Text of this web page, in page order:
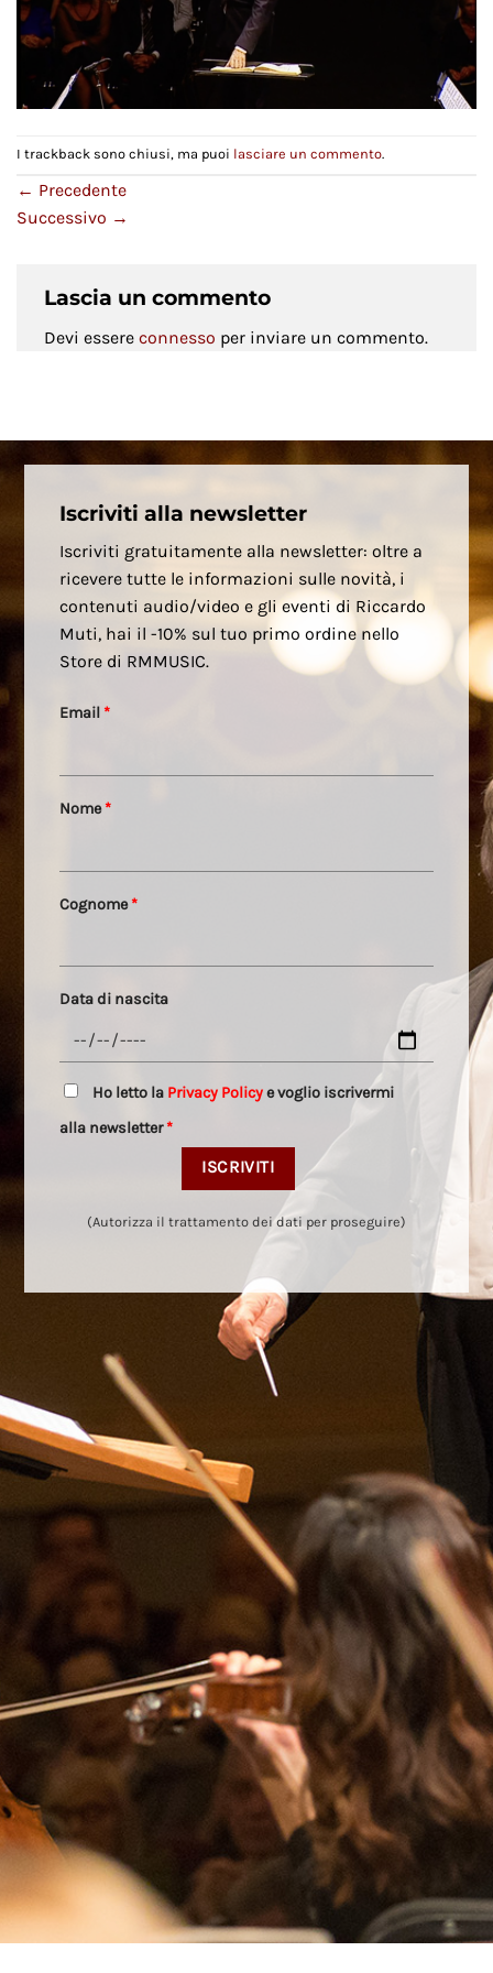
I trackback sono chiusi, ma puoi lasciare un commento.
← Precedente
Successivo →
Lascia un commento
Devi essere connesso per inviare un commento.
Iscriviti alla newsletter
Iscriviti gratuitamente alla newsletter: oltre a
ricevere tutte le informazioni sulle novità, i
contenuti audio/video e gli eventi di Riccardo
Muti, hai il -10% sul tuo primo ordine nello
Store di RMMUSIC.
Email*
Nome*
Cognome*
Data di nascita
Ho letto la Privacy Policye voglio iscrivermi
alla newsletter*
(Autorizza il trattamento dei dati per proseguire)